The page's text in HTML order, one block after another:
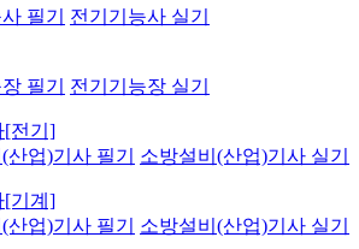
필기
전기기능사 실기
필기
전기기능장 실기
[전기]
산업)기사 필기
소방설비(산업)기사 실기
[기계]
산업)기사 필기
소방설비(산업)기사 실기